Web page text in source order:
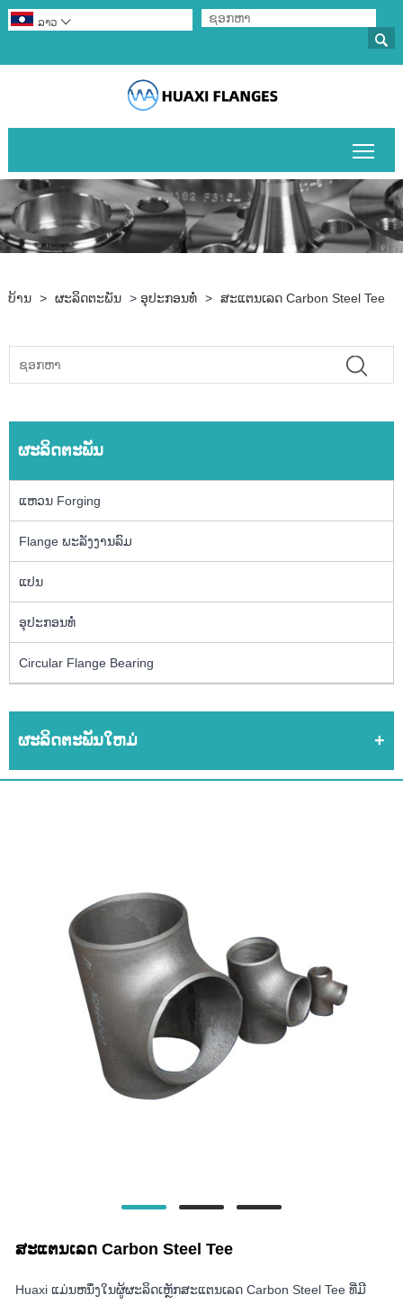

ລາວ 
ບ້ານ > ຜະລິດຕະພັນ > ອຸປະກອນທໍ່ > ສະແຕນເລດ Carbon Steel Tee
ຜະລິດຕະພັນ
ແຫວນ Forging
Flange ພະລັງງານລົມ
ແປນ
ອຸປະກອນທໍ່
Circular Flange Bearing
ຜະລິດຕະພັນໃຫມ່
ສະແຕນເລດ Carbon Steel Tee
Huaxi ແມ່ນຫນຶ່ງໃນຜູ້ຜະລິດເຫຼັກສະແຕນເລດ Carbon Steel Tee ທີ່ມີ